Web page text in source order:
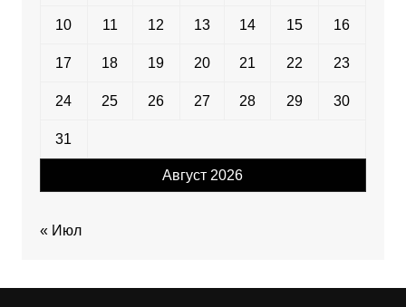
Август 2026
10 11 12 13 14 15 16
17 18 19 20 21 22 23
24 25 26 27 28 29 30
31
« Июл